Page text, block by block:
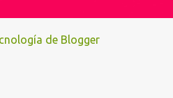
de Blogger